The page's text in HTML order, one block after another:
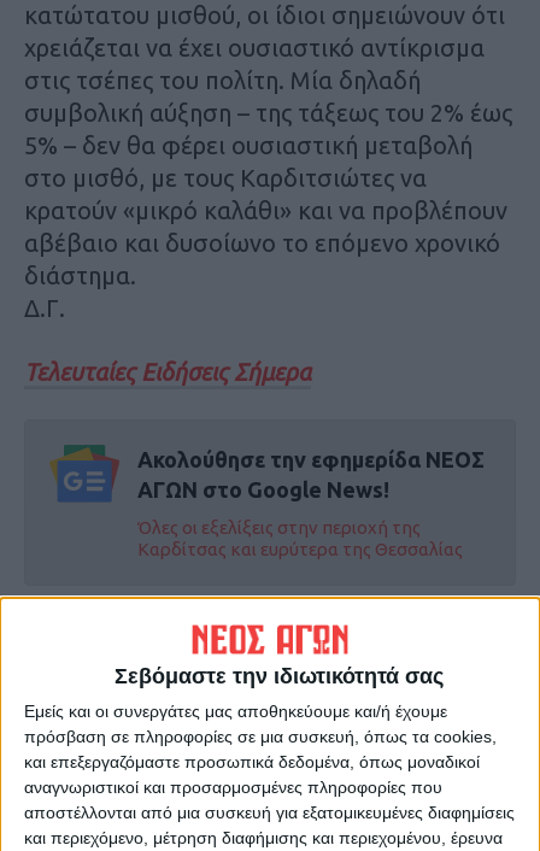
Σεβόμαστε την ιδιωτικότητά σας
Εμείς και οι συνεργάτες μας αποθηκεύουμε και/ή έχουμε
πρόσβαση σε πληροφορίες σε μια συσκευή, όπως τα cookies,
και επεξεργαζόμαστε προσωπικά δεδομένα, όπως μοναδικοί
αναγνωριστικοί και προσαρμοσμένες πληροφορίες που
αποστέλλονται από μια συσκευή για εξατομικευμένες διαφημίσεις
και περιεχόμενο, μέτρηση διαφήμισης και περιεχομένου, έρευνα
κατώτατου μισθού, οι ίδιοι σημειώνουν ότι
χρειάζεται να έχει ουσιαστικό αντίκρισμα
στις τσέπες του πολίτη. Μία δηλαδή
συμβολική αύξηση – της τάξεως του 2% έως
5% – δεν θα φέρει ουσιαστική μεταβολή
στο μισθό, με τους Καρδιτσιώτες να
κρατούν «μικρό καλάθι» και να προβλέπουν
αβέβαιο και δυσοίωνο το επόμενο χρονικό
διάστημα.
Δ.Γ.
Τελευταίες Ειδήσεις Σήμερα
Ακολούθησε την εφημερίδα ΝΕΟΣ
ΑΓΩΝ στο Google News!
Όλες οι εξελίξεις στην περιοχή της
Καρδίτσας και ευρύτερα της Θεσσαλίας
ΠΡΟΗΓΟΥΜΕΝΟ ΑΡΘΡΟ
Στις 30 Μαρτίου ανοίγει το
«ΑΝΑΣΑ 2» για τις
επιχειρήσεις στη Θεσσαλία
«Αντίποινα» της Ρωσίας στις
ΗΠΑ - Απειλεί να
εγκαταλείψει στο διάστημα
Αμερικανό αστροναύτη